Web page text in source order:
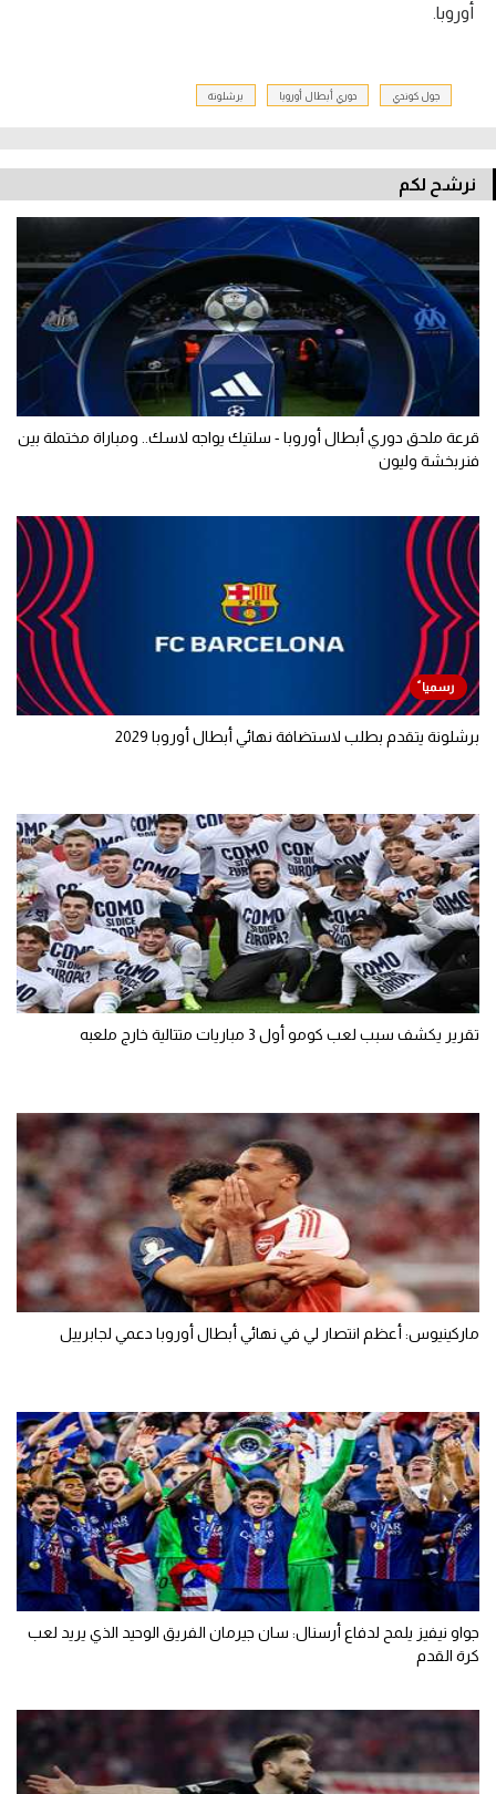
أوروبا.
جول كوندي دوري أبطال أوروبا برشلونة
نرشح لكم
قرعة ملحق دوري أبطال أوروبا - سلتيك يواجه لاسك.. ومباراة مختملة بين
فنربخشة وليون
برشلونة يتقدم بطلب لاستضافة نهائي أبطال أوروبا 2029
تقرير يكشف سبب لعب كومو أول 3 مباريات متتالية خارج ملعبه
ماركينيوس: أعظم انتصار لي في نهائي أبطال أوروبا دعمي لجابرييل
جواو نيفيز يلمح لدفاع أرسنال: سان جيرمان الفريق الوحيد الذي يريد لعب
كرة القدم